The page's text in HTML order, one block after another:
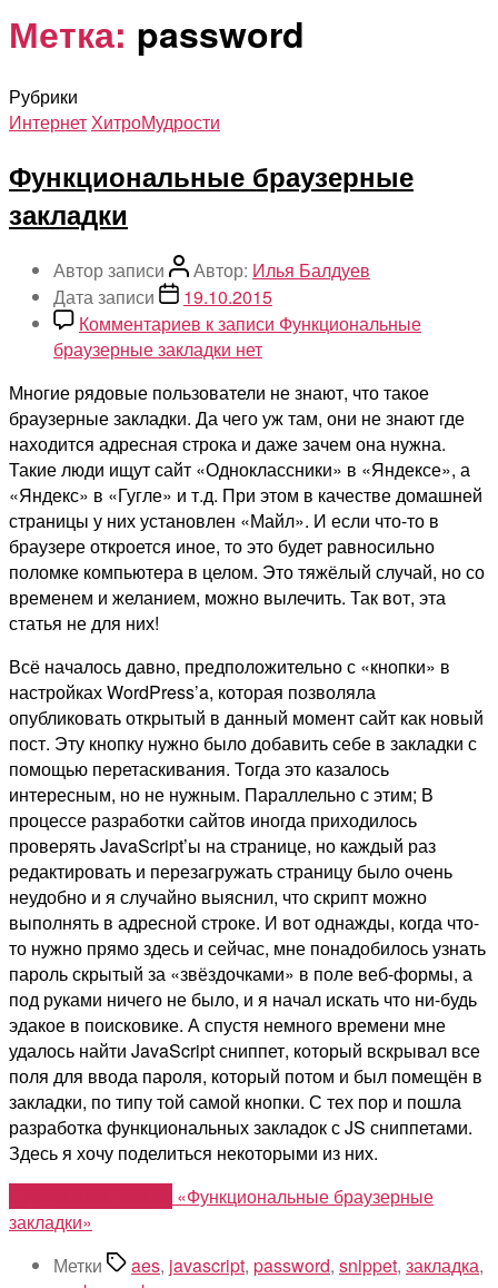
Метка: password
Рубрики
ИнтернетХитроМудрости
Функциональные браузерные
закладки
Автор записи Автор: Илья Балдуев
Дата записи
19.10.2015
Комментариев к записи Функциональные
браузерные закладки нет
Многие рядовые пользователи не знают, что такое
браузерные закладки. Да чего уж там, они не знают где
находится адресная строка и даже зачем она нужна.
Такие люди ищут сайт «Одноклассники» в «Яндексе», а
«Яндекс» в «Гугле» и т.д. При этом в качестве домашней
страницы у них установлен «Майл». И если что-то в
браузере откроется иное, то это будет равносильно
поломке компьютера в целом. Это тяжёлый случай, но со
временем и желанием, можно вылечить. Так вот, эта
статья не для них!
Всё началось давно, предположительно с «кнопки» в
настройках WordPress’a, которая позволяла
опубликовать открытый в данный момент сайт как новый
пост. Эту кнопку нужно было добавить себе в закладки с
помощью перетаскивания. Тогда это казалось
интересным, но не нужным. Параллельно с этим; В
процессе разработки сайтов иногда приходилось
проверять JavaScript’ы на странице, но каждый раз
редактировать и перезагружать страницу было очень
неудобно и я случайно выяснил, что скрипт можно
выполнять в адресной строке. И вот однажды, когда что-
то нужно прямо здесь и сейчас, мне понадобилось узнать
пароль скрытый за «звёздочками» в поле веб-формы, а
под руками ничего не было, и я начал искать что ни-будь
эдакое в поисковике. А спустя немного времени мне
удалось найти JavaScript сниппет, который вскрывал все
поля для ввода пароля, который потом и был помещён в
закладки, по типу той самой кнопки. С тех пор и пошла
разработка функциональных закладок с JS сниппетами.
Здесь я хочу поделиться некоторыми из них.
«Функциональные браузерные
закладки»
Метки
aes, javascript, password, snippet, закладка,